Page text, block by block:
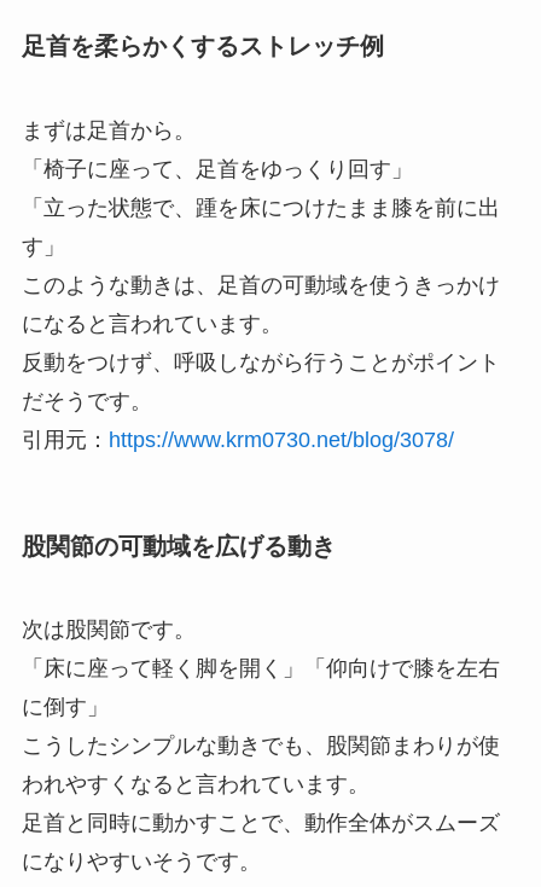
足首を柔らかくするストレッチ例
まずは足首から。
「椅子に座って、足首をゆっくり回す」
「立った状態で、踵を床につけたまま膝を前に出
す」
このような動きは、足首の可動域を使うきっかけ
になると言われています。
反動をつけず、呼吸しながら行うことがポイント
だそうです。
引用元： https://www.krm0730.net/blog/3078/
股関節の可動域を広げる動き
次は股関節です。
「床に座って軽く脚を開く」「仰向けで膝を左右
に倒す」
こうしたシンプルな動きでも、股関節まわりが使
われやすくなると言われています。
足首と同時に動かすことで、動作全体がスムーズ
になりやすいそうです。